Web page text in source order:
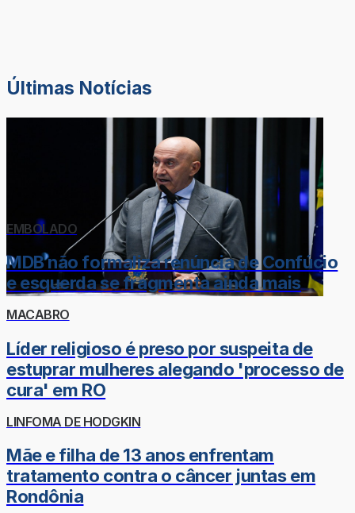
Últimas Notícias
EMBOLADO
MDB não formaliza renúncia de Confúcio
e esquerda se fragmenta ainda mais
MACABRO
Líder religioso é preso por suspeita de
estuprar mulheres alegando 'processo de
cura' em RO
LINFOMA DE HODGKIN
Mãe e filha de 13 anos enfrentam
tratamento contra o câncer juntas em
Rondônia